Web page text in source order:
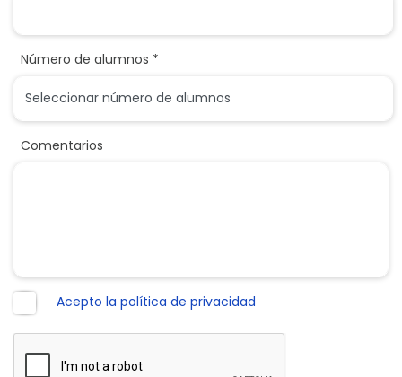
Número de alumnos *
Comentarios
Acepto la política de privacidad